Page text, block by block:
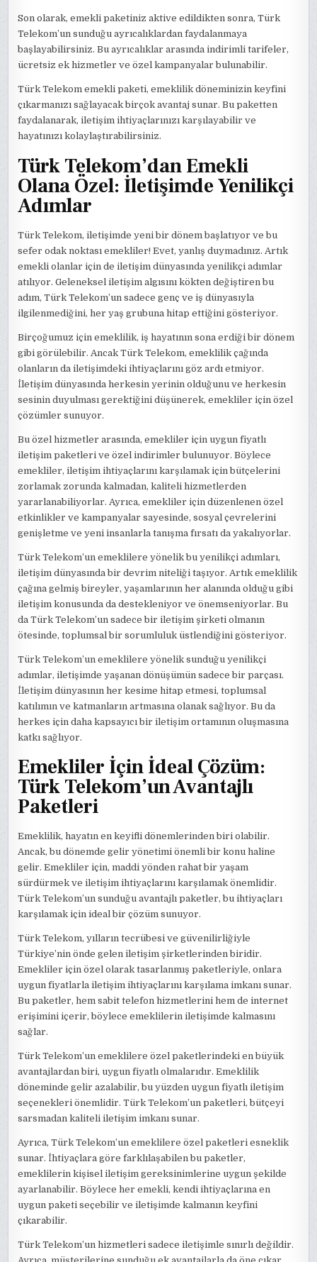
Son olarak, emekli paketiniz aktive edildikten sonra, Türk
Telekom’un sunduğu ayrıcalıklardan faydalanmaya
başlayabilirsiniz. Bu ayrıcalıklar arasında indirimli tarifeler,
ücretsiz ek hizmetler ve özel kampanyalar bulunabilir.
Türk Telekom emekli paketi, emeklilik döneminizin keyfini
çıkarmanızı sağlayacak birçok avantaj sunar. Bu paketten
faydalanarak, iletişim ihtiyaçlarınızı karşılayabilir ve
hayatınızı kolaylaştırabilirsiniz.
Türk Telekom’dan Emekli
Olana Özel: İletişimde Yenilikçi
Adımlar
Türk Telekom, iletişimde yeni bir dönem başlatıyor ve bu
sefer odak noktası emekliler! Evet, yanlış duymadınız. Artık
emekli olanlar için de iletişim dünyasında yenilikçi adımlar
atılıyor. Geleneksel iletişim algısını kökten değiştiren bu
adım, Türk Telekom’un sadece genç ve iş dünyasıyla
ilgilenmediğini, her yaş grubuna hitap ettiğini gösteriyor.
Birçoğumuz için emeklilik, iş hayatının sona erdiği bir dönem
gibi görülebilir. Ancak Türk Telekom, emeklilik çağında
olanların da iletişimdeki ihtiyaçlarını göz ardı etmiyor.
İletişim dünyasında herkesin yerinin olduğunu ve herkesin
sesinin duyulması gerektiğini düşünerek, emekliler için özel
çözümler sunuyor.
Bu özel hizmetler arasında, emekliler için uygun fiyatlı
iletişim paketleri ve özel indirimler bulunuyor. Böylece
emekliler, iletişim ihtiyaçlarını karşılamak için bütçelerini
zorlamak zorunda kalmadan, kaliteli hizmetlerden
yararlanabiliyorlar. Ayrıca, emekliler için düzenlenen özel
etkinlikler ve kampanyalar sayesinde, sosyal çevrelerini
genişletme ve yeni insanlarla tanışma fırsatı da yakalıyorlar.
Türk Telekom’un emeklilere yönelik bu yenilikçi adımları,
iletişim dünyasında bir devrim niteliği taşıyor. Artık emeklilik
çağına gelmiş bireyler, yaşamlarının her alanında olduğu gibi
iletişim konusunda da destekleniyor ve önemseniyorlar. Bu
da Türk Telekom’un sadece bir iletişim şirketi olmanın
ötesinde, toplumsal bir sorumluluk üstlendiğini gösteriyor.
Türk Telekom’un emeklilere yönelik sunduğu yenilikçi
adımlar, iletişimde yaşanan dönüşümün sadece bir parçası.
İletişim dünyasının her kesime hitap etmesi, toplumsal
katılımın ve katmanların artmasına olanak sağlıyor. Bu da
herkes için daha kapsayıcı bir iletişim ortamının oluşmasına
katkı sağlıyor.
Emekliler İçin İdeal Çözüm:
Türk Telekom’un Avantajlı
Paketleri
Emeklilik, hayatın en keyifli dönemlerinden biri olabilir.
Ancak, bu dönemde gelir yönetimi önemli bir konu haline
gelir. Emekliler için, maddi yönden rahat bir yaşam
sürdürmek ve iletişim ihtiyaçlarını karşılamak önemlidir.
Türk Telekom’un sunduğu avantajlı paketler, bu ihtiyaçları
karşılamak için ideal bir çözüm sunuyor.
Türk Telekom, yılların tecrübesi ve güvenilirliğiyle
Türkiye’nin önde gelen iletişim şirketlerinden biridir.
Emekliler için özel olarak tasarlanmış paketleriyle, onlara
uygun fiyatlarla iletişim ihtiyaçlarını karşılama imkanı sunar.
Bu paketler, hem sabit telefon hizmetlerini hem de internet
erişimini içerir, böylece emeklilerin iletişimde kalmasını
sağlar.
Türk Telekom’un emeklilere özel paketlerindeki en büyük
avantajlardan biri, uygun fiyatlı olmalarıdır. Emeklilik
döneminde gelir azalabilir, bu yüzden uygun fiyatlı iletişim
seçenekleri önemlidir. Türk Telekom’un paketleri, bütçeyi
sarsmadan kaliteli iletişim imkanı sunar.
Ayrıca, Türk Telekom’un emeklilere özel paketleri esneklik
sunar. İhtiyaçlara göre farklılaşabilen bu paketler,
emeklilerin kişisel iletişim gereksinimlerine uygun şekilde
ayarlanabilir. Böylece her emekli, kendi ihtiyaçlarına en
uygun paketi seçebilir ve iletişimde kalmanın keyfini
çıkarabilir.
Türk Telekom’un hizmetleri sadece iletişimle sınırlı değildir.